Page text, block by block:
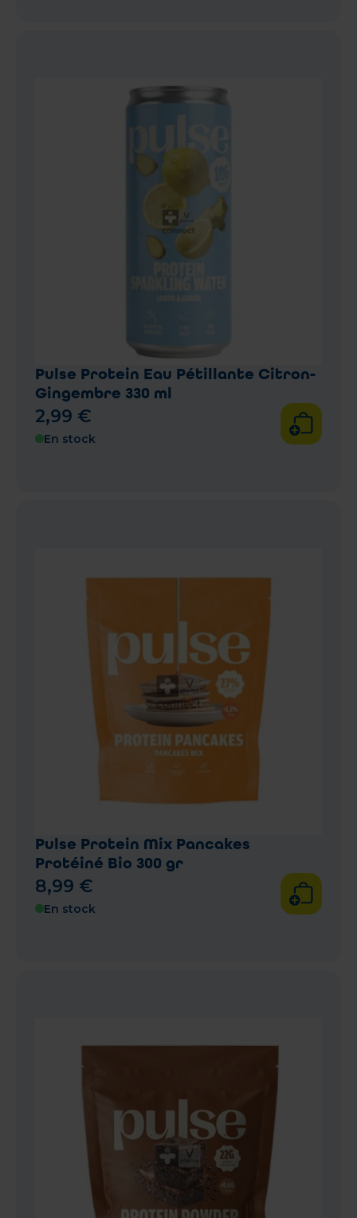
Pulse Protein Eau Pétillante Citron-
Gingembre 330 ml
2,99 €
En stock
Pulse Protein Mix Pancakes
Protéiné Bio 300 gr
8,99 €
En stock